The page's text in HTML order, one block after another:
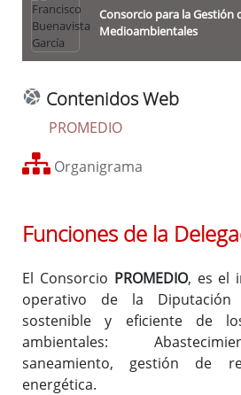
Desarrollo Rural, Reto Demográfico
Economía Sostenible, Contratación
Empleados Públicos, Seguridad y
Identidad Cultural, Deporte y
Cooperación Internacional
Igualdad
Infraestructuras, Movilidad y
O.A.Patronato de la Escuela de
O.A.Protección de la Legalidad
Sostenibilidad Ambiental, Energía
Enlaces
Órganos de Gobierno
Consorcio para la Gestión
Medioambientales
Contenidos Web
PROMEDIO
Organigrama
Funciones de la
El Consorcio PROMEDIO, es el
operativo de la
sostenible y eficiente de
ambientales:
saneamiento, gestión de
energética.